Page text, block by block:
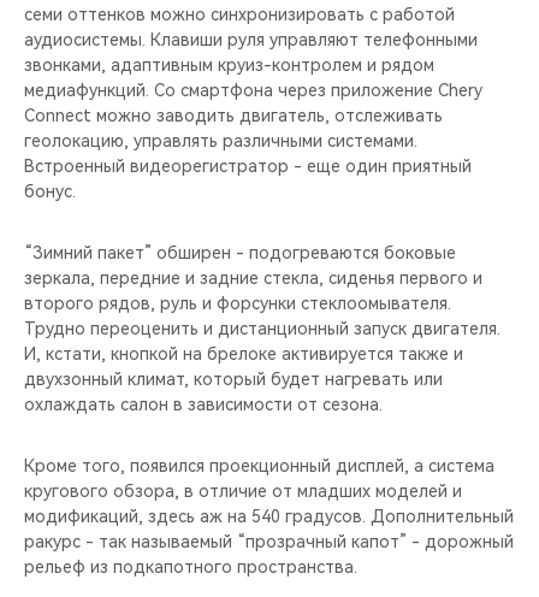
семи оттенков можно синхронизировать с работой
аудиосистемы. Клавиши руля управляют телефонными
звонками, адаптивным круиз-контролем и рядом
медиафункций. Со смартфона через приложение Chery
Connect можно заводить двигатель, отслеживать
геолокацию, управлять различными системами.
Встроенный видеорегистратор - еще один приятный
бонус.
“Зимний пакет” обширен - подогреваются боковые
зеркала, передние и задние стекла, сиденья первого и
второго рядов, руль и форсунки стеклоомывателя.
Трудно переоценить и дистанционный запуск двигателя.
И, кстати, кнопкой на брелоке активируется также и
двухзонный климат, который будет нагревать или
охлаждать салон в зависимости от сезона.
Кроме того, появился проекционный дисплей, а система
кругового обзора, в отличие от младших моделей и
модификаций, здесь аж на 540 градусов. Дополнительный
ракурс - так называемый “прозрачный капот” - дорожный
рельеф из подкапотного пространства.